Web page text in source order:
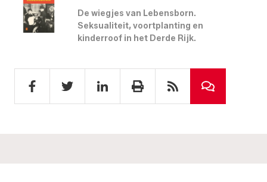
De wiegjes van Lebensborn.
Seksualiteit, voortplanting en
kinderroof in het Derde Rijk.